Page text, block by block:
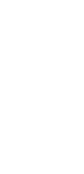
אולי.